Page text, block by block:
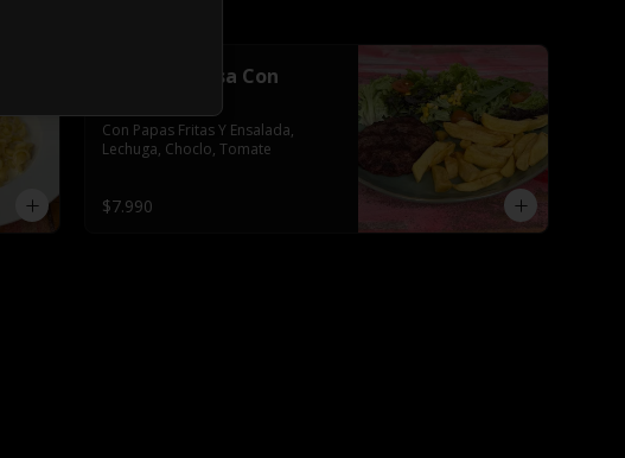
Hamburguesa Con
Con Papas Fritas Y Ensalada,
Lechuga, Choclo, Tomate
$7.990